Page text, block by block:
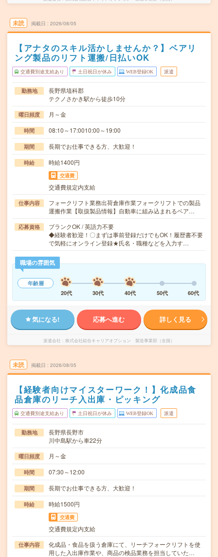
未読 掲載日 2026/08/05
【アナタのスキル活かしませんか？】ベアリ
ング製品のリフト運搬/日払いOK
交通費別途支給あり 土日祝日が休み WEB登録OK 派遣
勤務地
長野県埴科郡
テクノさかき駅から徒歩10分
曜日頻度 月～金
時間 08:10～17:0010:00～19:00
期間 長期でお仕事できる方、大歓迎！
時給 時給1400円
交通費
交通費規定内支給
仕事内容
フォークリフト業務出荷倉庫作業フォークリフトでの製品
運搬作業【取扱製品情報】自動車に組み込まれるベア…
応募資格
ブランクOK / 英語力不要
◆経験者歓迎！〇まずは事前登録だけでもOK！履歴書不要
で気軽にオンライン登録★氏名・職種などを入力す…
職場の雰囲気
年齢層
20代
30代 40代 50代 60代
気になる! 応募へ進む 詳しく見る
派遣会社 株式会社綜合キャリアオプション 製造事業部（全国）
未読 掲載日 2026/08/05
【経験者向けマイスターワーク！】化成品食
品倉庫のリーチ入出庫・ピッキング
交通費別途支給あり 土日祝日が休み WEB登録OK 派遣
勤務地
長野県長野市
川中島駅から車22分
曜日頻度 月～金
時間 07:30～12:00
期間 長期でお仕事できる方、大歓迎！
時給 時給1500円
交通費
交通費規定内支給
仕事内容
化成品・食品を扱う倉庫にて、リーチフォークリフトを使
用した入出庫作業や、商品の検品業務を担当していた…